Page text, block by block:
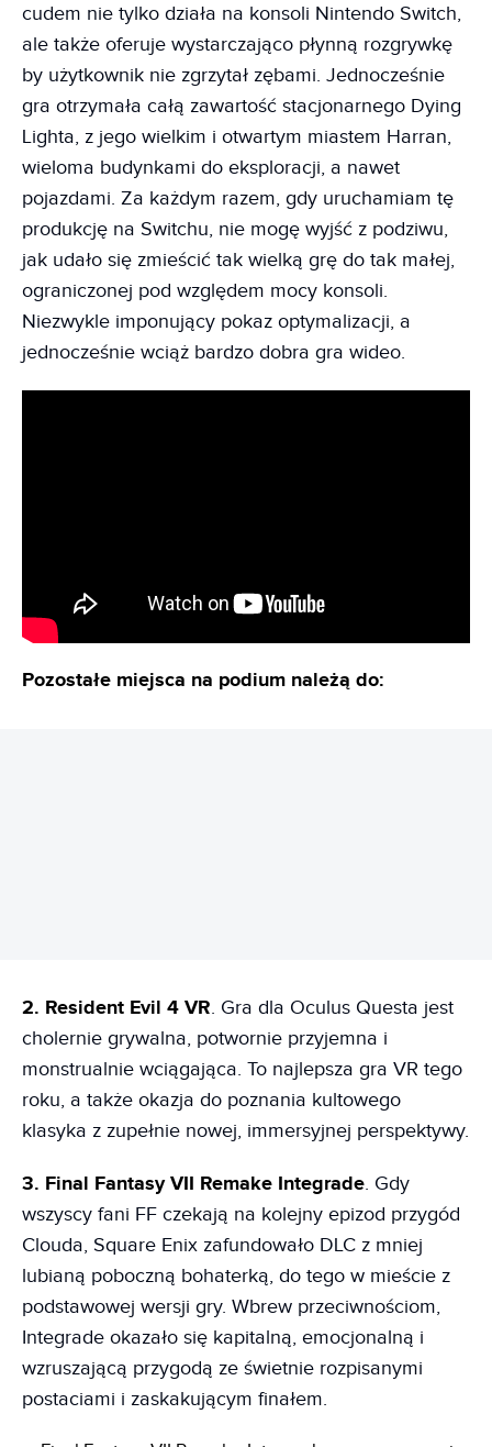
cudem nie tylko działa na konsoli Nintendo Switch,
ale także oferuje wystarczająco płynną rozgrywkę
by użytkownik nie zgrzytał zębami. Jednocześnie
gra otrzymała całą zawartość stacjonarnego Dying
Lighta, z jego wielkim i otwartym miastem Harran,
wieloma budynkami do eksploracji, a nawet
pojazdami. Za każdym razem, gdy uruchamiam tę
produkcję na Switchu, nie mogę wyjść z podziwu,
jak udało się zmieścić tak wielką grę do tak małej,
ograniczonej pod względem mocy konsoli.
Niezwykle imponujący pokaz optymalizacji, a
jednocześnie wciąż bardzo dobra gra wideo.
Pozostałe miejsca na podium należą do:
2. Resident Evil 4 VR. Gra dla Oculus Questa jest
cholernie grywalna, potwornie przyjemna i
monstrualnie wciągająca. To najlepsza gra VR tego
roku, a także okazja do poznania kultowego
klasyka z zupełnie nowej, immersyjnej perspektywy.
3. Final Fantasy VII Remake Integrade. Gdy
wszyscy fani FF czekają na kolejny epizod przygód
Clouda, Square Enix zafundowało DLC z mniej
lubianą poboczną bohaterką, do tego w mieście z
podstawowej wersji gry. Wbrew przeciwnościom,
Integrade okazało się kapitalną, emocjonalną i
wzruszającą przygodą ze świetnie rozpisanymi
postaciami i zaskakującym finałem.